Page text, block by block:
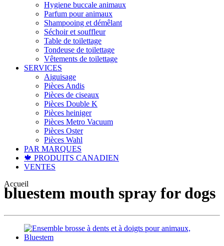
Hygiene buccale animaux
Parfum pour animaux
Shampooing et démêlant
Séchoir et souffleur
Table de toilettage
Tondeuse de toilettage
Vêtements de toilettage
SERVICES
Aiguisage
Pièces Andis
Pièces de ciseaux
Pièces Double K
Pièces heiniger
Pièces Metro Vacuum
Pièces Oster
Pièces Wahl
PAR MARQUES
🍁 PRODUITS CANADIEN
VENTES
Accueil
bluestem mouth spray for dogs